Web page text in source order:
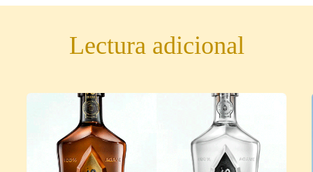
Lectura adicional